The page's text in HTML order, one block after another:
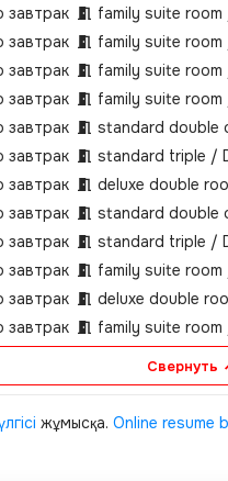
завтрак family suite room
завтрак family suite room
завтрак family suite room
завтрак family suite room
завтрак standard double
завтрак standard triple /
завтрак deluxe double
завтрак standard double
завтрак standard triple /
завтрак family suite room
завтрак deluxe double
завтрак family suite room
Свернуть
жұмысқа. Online resume